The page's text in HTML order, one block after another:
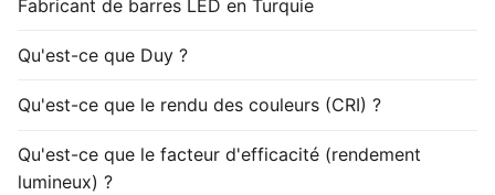
Fabricant de barres LED en Turquie
Qu'est-ce que Duy ?
Qu'est-ce que le rendu des couleurs (CRI) ?
Qu'est-ce que le facteur d'efficacité (rendement
lumineux) ?